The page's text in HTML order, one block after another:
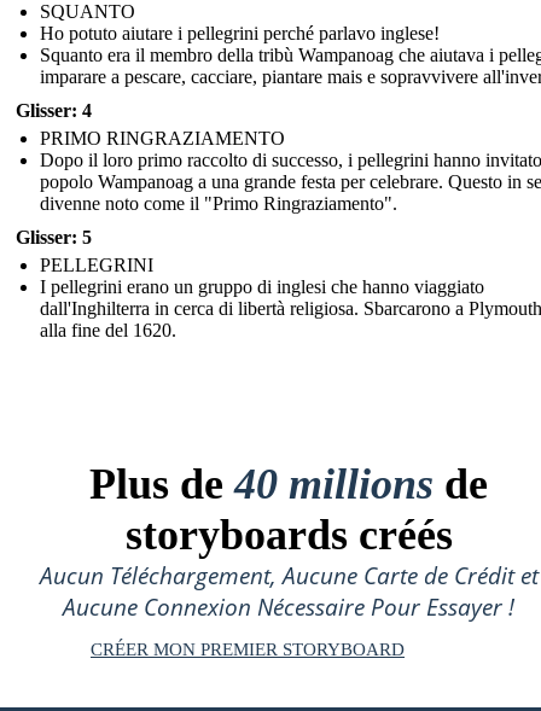
SQUANTO
Ho potuto aiutare i pellegrini perché parlavo inglese!
Squanto era il membro della tribù Wampanoag che aiutava i
imparare a pescare, cacciare, piantare mais e sopravvivere
Glisser: 4
PRIMO RINGRAZIAMENTO
Dopo il loro primo raccolto di successo, i pellegrini hanno
popolo Wampanoag a una grande festa per celebrare. Questo in
divenne noto come il "Primo Ringraziamento".
Glisser: 5
PELLEGRINI
I pellegrini erano un gruppo di inglesi che hanno viaggiato
dall'Inghilterra in cerca di libertà religiosa. Sbarcarono a
alla fine del 1620.
Plus de40 millions de
storyboards créés
Aucun Téléchargement, Aucune Carte de Crédit et
Aucune Connexion Nécessaire Pour Essayer !
CRÉER MON PREMIER STORYBOARD